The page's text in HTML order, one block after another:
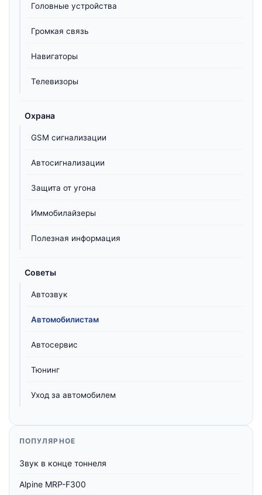
Головные устройства
Громкая связь
Навигаторы
Телевизоры
Охрана
GSM сигнализации
Автосигнализации
Защита от угона
Иммобилайзеры
Полезная информация
Советы
Автозвук
Автомобилистам
Автосервис
Тюнинг
Уход за автомобилем
ПОПУЛЯРНОЕ
Звук в конце тоннеля
Alpine MRP-F300